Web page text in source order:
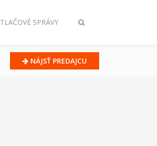
Prepnúť
TLAČOVÉ SPRÁVY
NÁJSŤ PREDAJCU